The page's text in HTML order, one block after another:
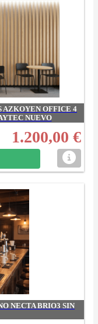
AZKOYEN OFFICE 4
NUEVO
1.200,00 €
NECTA BRIO3 SIN